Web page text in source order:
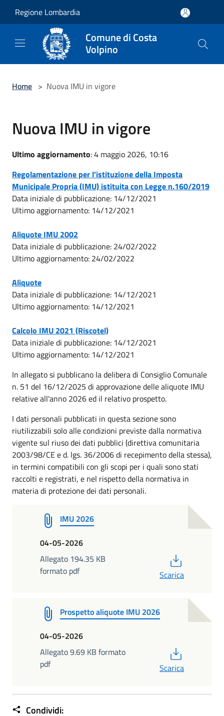
Regione Lombardia
Comune di Costa
Volpino
Home > Nuova IMU in vigore
Nuova IMU in vigore
Ultimo aggiornamento: 4 maggio 2026, 10:16
Regolamentazione per l'istituzione della Imposta
Municipale Propria (IMU) istituita con Legge n.160/2019
Data iniziale di pubblicazione: 14/12/2021
Ultimo aggiornamento: 14/12/2021
Aliquote IMU 2002
Data iniziale di pubblicazione: 24/02/2022
Ultimo aggiornamento: 24/02/2022
Aliquote
Data iniziale di pubblicazione: 14/12/2021
Ultimo aggiornamento: 14/12/2021
Calcolo IMU 2021 (Riscotel)
Data iniziale di pubblicazione: 14/12/2021
Ultimo aggiornamento: 14/12/2021
In allegato si pubblicano la delibera di Consiglio Comunale
n. 51 del 16/12/2025 di approvazione delle aliquote IMU
relative all'anno 2026 ed il relativo prospetto.
I dati personali pubblicati in questa sezione sono
riutilizzabili solo alle condizioni previste dalla normativa
vigente sul riuso dei dati pubblici (direttiva comunitaria
2003/98/CE e d. lgs. 36/2006 di recepimento della stessa),
in termini compatibili con gli scopi per i quali sono stati
raccolti e registrati, e nel rispetto della normativa in
materia di protezione dei dati personali.
IMU 2026
04-05-2026
Allegato 194.35 KB
formato pdf
Scarica
Prospetto aliquote IMU 2026
04-05-2026
Allegato 9.69 KB formato
pdf
Scarica
Condividi: